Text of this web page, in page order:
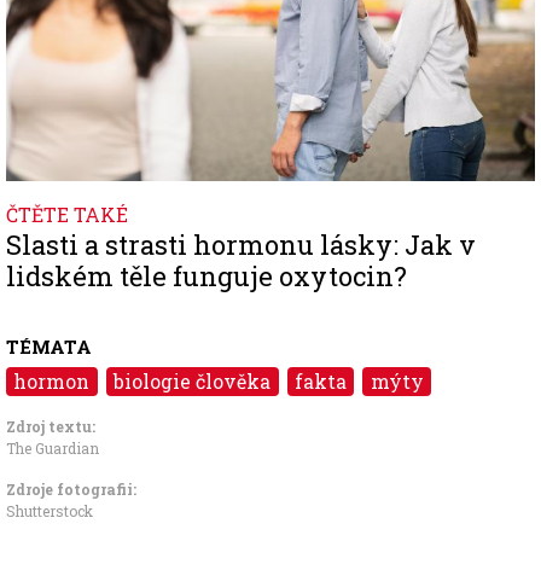
ČTĚTE TAKÉ
Slasti a strasti hormonu lásky: Jak v
lidském těle funguje oxytocin?
TÉMATA
hormon biologie člověka fakta mýty
Zdroj textu:
The Guardian
Zdroje fotografii:
Shutterstock